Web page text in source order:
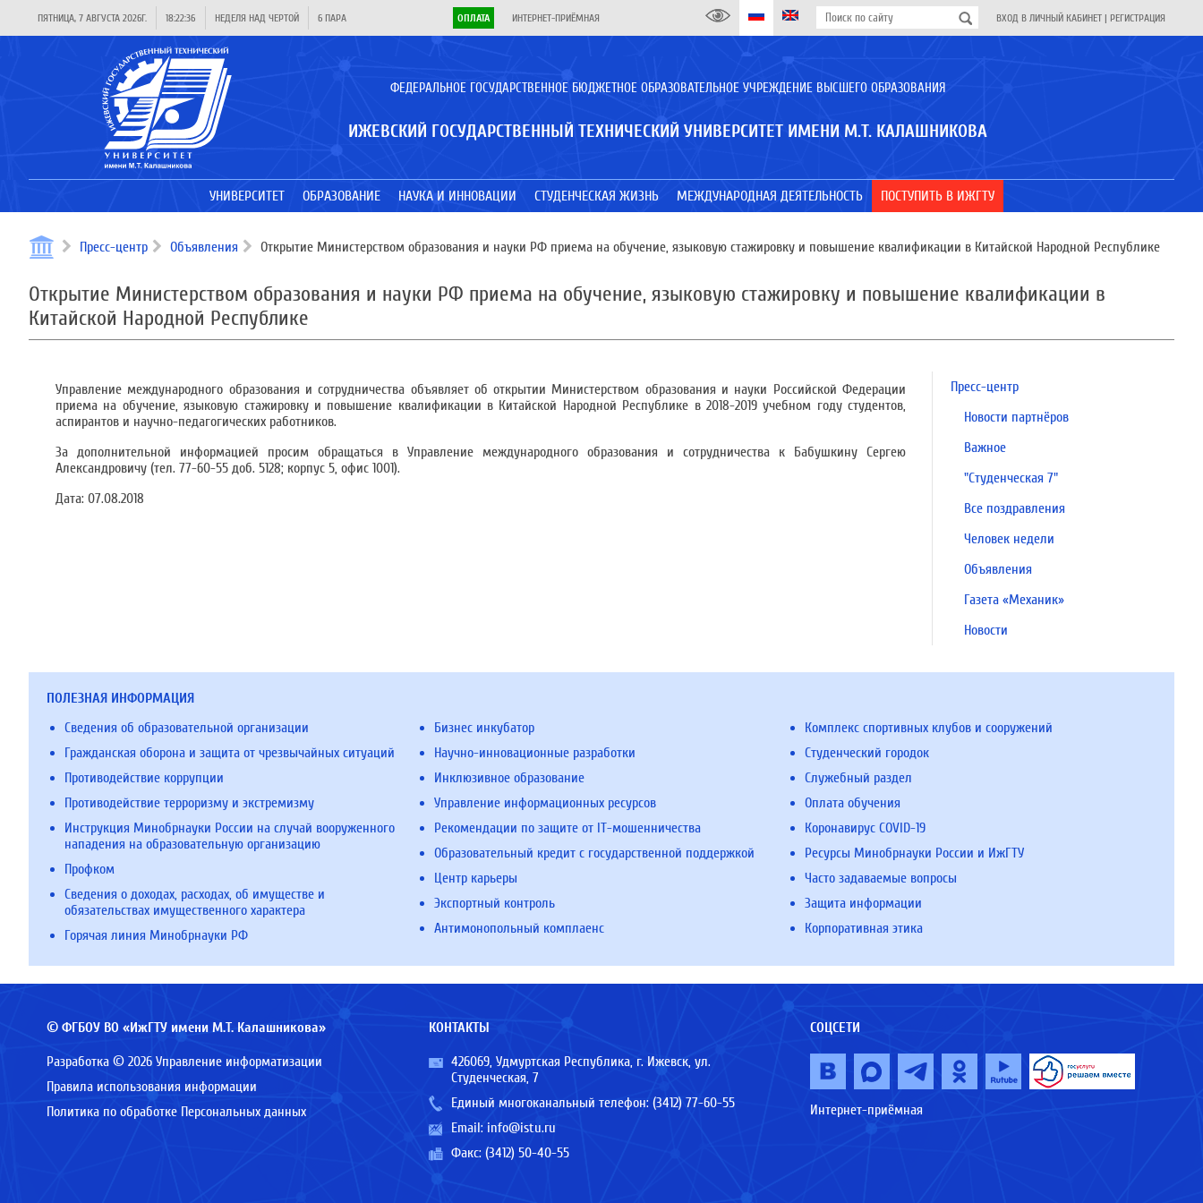
ПЯТНИЦА, 7 АВГУСТА 2026Г. 18:22:36 НЕДЕЛЯ НАД ЧЕРТОЙ 6 ПАРА ОПЛАТА ИНТЕРНЕТ-ПРИЁМНАЯ ВХОД В ЛИЧНЫЙ КАБИНЕТ | РЕГИСТРАЦИЯ
ФЕДЕРАЛЬНОЕ ГОСУДАРСТВЕННОЕ БЮДЖЕТНОЕ ОБРАЗОВАТЕЛЬНОЕ УЧРЕЖДЕНИЕ ВЫСШЕГО ОБРАЗОВАНИЯ
ИЖЕВСКИЙ ГОСУДАРСТВЕННЫЙ ТЕХНИЧЕСКИЙ УНИВЕРСИТЕТ ИМЕНИ М.Т. КАЛАШНИКОВА
УНИВЕРСИТЕТ ОБРАЗОВАНИЕ НАУКА И ИННОВАЦИИ СТУДЕНЧЕСКАЯ ЖИЗНЬ МЕЖДУНАРОДНАЯ ДЕЯТЕЛЬНОСТЬ ПОСТУПИТЬ В ИЖГТУ
Пресс-центр Объявления Открытие Министерством образования и науки РФ приема на обучение, языковую стажировку и повышение квалификации в Китайской Народной Республике
Открытие Министерством образования и науки РФ приема на обучение, языковую стажировку и повышение квалификации в
Китайской Народной Республике
Управление международного образования и сотрудничества объявляет об открытии Министерством образования и науки Российской Федерации
приема на обучение, языковую стажировку и повышение квалификации в Китайской Народной Республике в 2018-2019 учебном году студентов,
аспирантов и научно-педагогических работников.
За дополнительной информацией просим обращаться в Управление международного образования и сотрудничества к Бабушкину Сергею
Александровичу (тел. 77-60-55 доб. 5128; корпус 5, офис 1001).
Дата: 07.08.2018
Пресс-центр
Новости партнёров
Важное
"Студенческая 7"
Все поздравления
Человек недели
Объявления
Газета «Механик»
Новости
ПОЛЕЗНАЯ ИНФОРМАЦИЯ
Сведения об образовательной организации
Гражданская оборона и защита от чрезвычайных ситуаций
Противодействие коррупции
Противодействие терроризму и экстремизму
Инструкция Минобрнауки России на случай вооруженного
нападения на образовательную организацию
Профком
Сведения о доходах, расходах, об имуществе и
обязательствах имущественного характера
Горячая линия Минобрнауки РФ
Бизнес инкубатор
Научно-инновационные разработки
Инклюзивное образование
Управление информационных ресурсов
Рекомендации по защите от IT-мошенничества
Образовательный кредит с государственной поддержкой
Центр карьеры
Экспортный контроль
Антимонопольный комплаенс
Комплекс спортивных клубов и сооружений
Студенческий городок
Служебный раздел
Оплата обучения
Коронавирус COVID-19
Ресурсы Минобрнауки России и ИжГТУ
Часто задаваемые вопросы
Защита информации
Корпоративная этика
© ФГБОУ ВО «ИжГТУ имени М.Т. Калашникова»
Разработка © 2026 Управление информатизации
Правила использования информации
Политика по обработке Персональных данных
КОНТАКТЫ
426069, Удмуртская Республика, г. Ижевск, ул.
Студенческая, 7
Единый многоканальный телефон: (3412) 77-60-55
Email: info@istu.ru
Факс: (3412) 50-40-55
СОЦСЕТИ
Интернет-приёмная